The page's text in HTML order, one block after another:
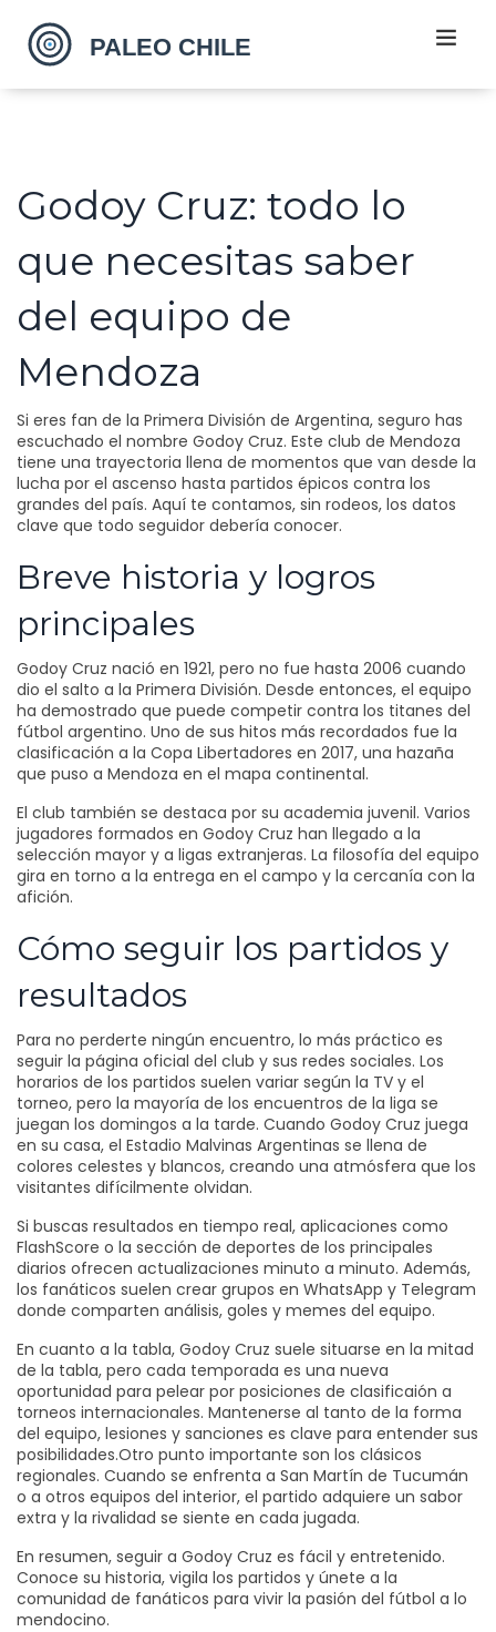
Godoy Cruz: todo lo
que necesitas saber
del equipo de
Mendoza
Si eres fan de la Primera División de Argentina, seguro has
escuchado el nombre Godoy Cruz. Este club de Mendoza
tiene una trayectoria llena de momentos que van desde la
lucha por el ascenso hasta partidos épicos contra los
grandes del país. Aquí te contamos, sin rodeos, los datos
clave que todo seguidor debería conocer.
Breve historia y logros
principales
Godoy Cruz nació en 1921, pero no fue hasta 2006 cuando
dio el salto a la Primera División. Desde entonces, el equipo
ha demostrado que puede competir contra los titanes del
fútbol argentino. Uno de sus hitos más recordados fue la
clasificación a la Copa Libertadores en 2017, una hazaña
que puso a Mendoza en el mapa continental.
El club también se destaca por su academia juvenil. Varios
jugadores formados en Godoy Cruz han llegado a la
selección mayor y a ligas extranjeras. La filosofía del equipo
gira en torno a la entrega en el campo y la cercanía con la
afición.
Cómo seguir los partidos y
resultados
Para no perderte ningún encuentro, lo más práctico es
seguir la página oficial del club y sus redes sociales. Los
horarios de los partidos suelen variar según la TV y el
torneo, pero la mayoría de los encuentros de la liga se
juegan los domingos a la tarde. Cuando Godoy Cruz juega
en su casa, el Estadio Malvinas Argentinas se llena de
colores celestes y blancos, creando una atmósfera que los
visitantes difícilmente olvidan.
Si buscas resultados en tiempo real, aplicaciones como
FlashScore o la sección de deportes de los principales
diarios ofrecen actualizaciones minuto a minuto. Además,
los fanáticos suelen crear grupos en WhatsApp y Telegram
donde comparten análisis, goles y memes del equipo.
En cuanto a la tabla, Godoy Cruz suele situarse en la mitad
de la tabla, pero cada temporada es una nueva
oportunidad para pelear por posiciones de clasificaión a
torneos internacionales. Mantenerse al tanto de la forma
del equipo, lesiones y sanciones es clave para entender sus
posibilidades.Otro punto importante son los clásicos
regionales. Cuando se enfrenta a San Martín de Tucumán
o a otros equipos del interior, el partido adquiere un sabor
extra y la rivalidad se siente en cada jugada.
En resumen, seguir a Godoy Cruz es fácil y entretenido.
Conoce su historia, vigila los partidos y únete a la
comunidad de fanáticos para vivir la pasión del fútbol a lo
mendocino.